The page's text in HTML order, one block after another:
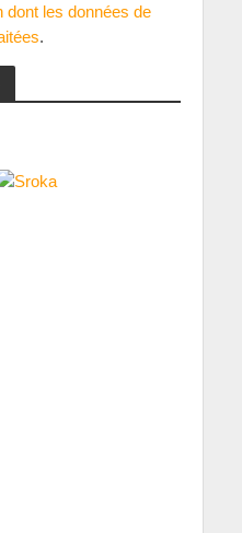
dont les données de
.